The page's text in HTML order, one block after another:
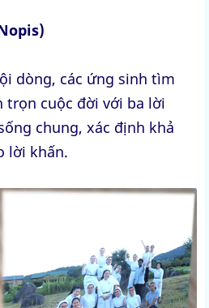
dòng, các ứng sinh tìm
trọn cuộc đời với ba lời
chung, xác định khả
lời khấn.